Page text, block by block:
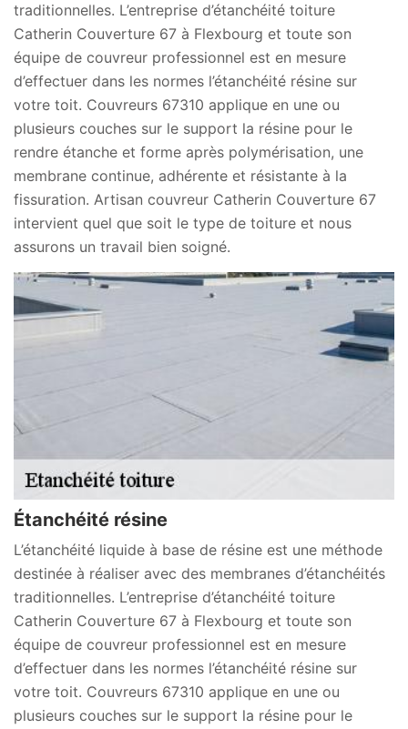
traditionnelles. L’entreprise d’étanchéité toiture
Catherin Couverture 67 à Flexbourg et toute son
équipe de couvreur professionnel est en mesure
d’effectuer dans les normes l’étanchéité résine sur
votre toit. Couvreurs 67310 applique en une ou
plusieurs couches sur le support la résine pour le
rendre étanche et forme après polymérisation, une
membrane continue, adhérente et résistante à la
fissuration. Artisan couvreur Catherin Couverture 67
intervient quel que soit le type de toiture et nous
assurons un travail bien soigné.
Étanchéité résine
L’étanchéité liquide à base de résine est une méthode
destinée à réaliser avec des membranes d’étanchéités
traditionnelles. L’entreprise d’étanchéité toiture
Catherin Couverture 67 à Flexbourg et toute son
équipe de couvreur professionnel est en mesure
d’effectuer dans les normes l’étanchéité résine sur
votre toit. Couvreurs 67310 applique en une ou
plusieurs couches sur le support la résine pour le